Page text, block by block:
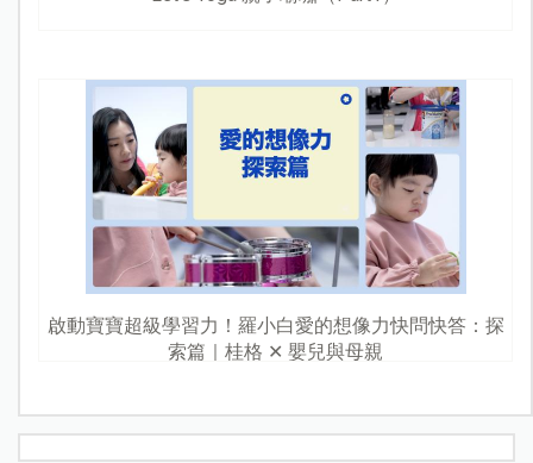
啟動寶寶超級學習力！羅小白愛的想像力快問快答：探
索篇｜桂格 ✕ 嬰兒與母親